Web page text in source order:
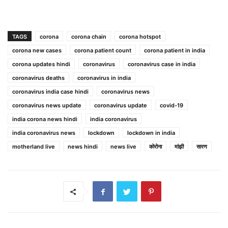
TAGS corona corona chain
corona hotspot
corona new cases
corona patient count
corona patient in india
corona updates hindi
coronavirus
coronavirus case in india
coronavirus deaths
coronavirus in india
coronavirus india case hindi
coronavirus news
coronavirus news update
coronavirus update
covid-19
india corona news hindi
india coronavirus
india coronavirus news
lockdown
lockdown in india
motherland live
news hindi news live कोरोना मांझी सारण